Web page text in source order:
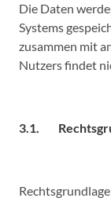
Die Daten
Systems
zusammen mit
Nutzers findet
3.1.